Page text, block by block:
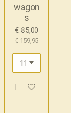
wagon
s
€ 85,00
€ 159,95
Houd mij op de